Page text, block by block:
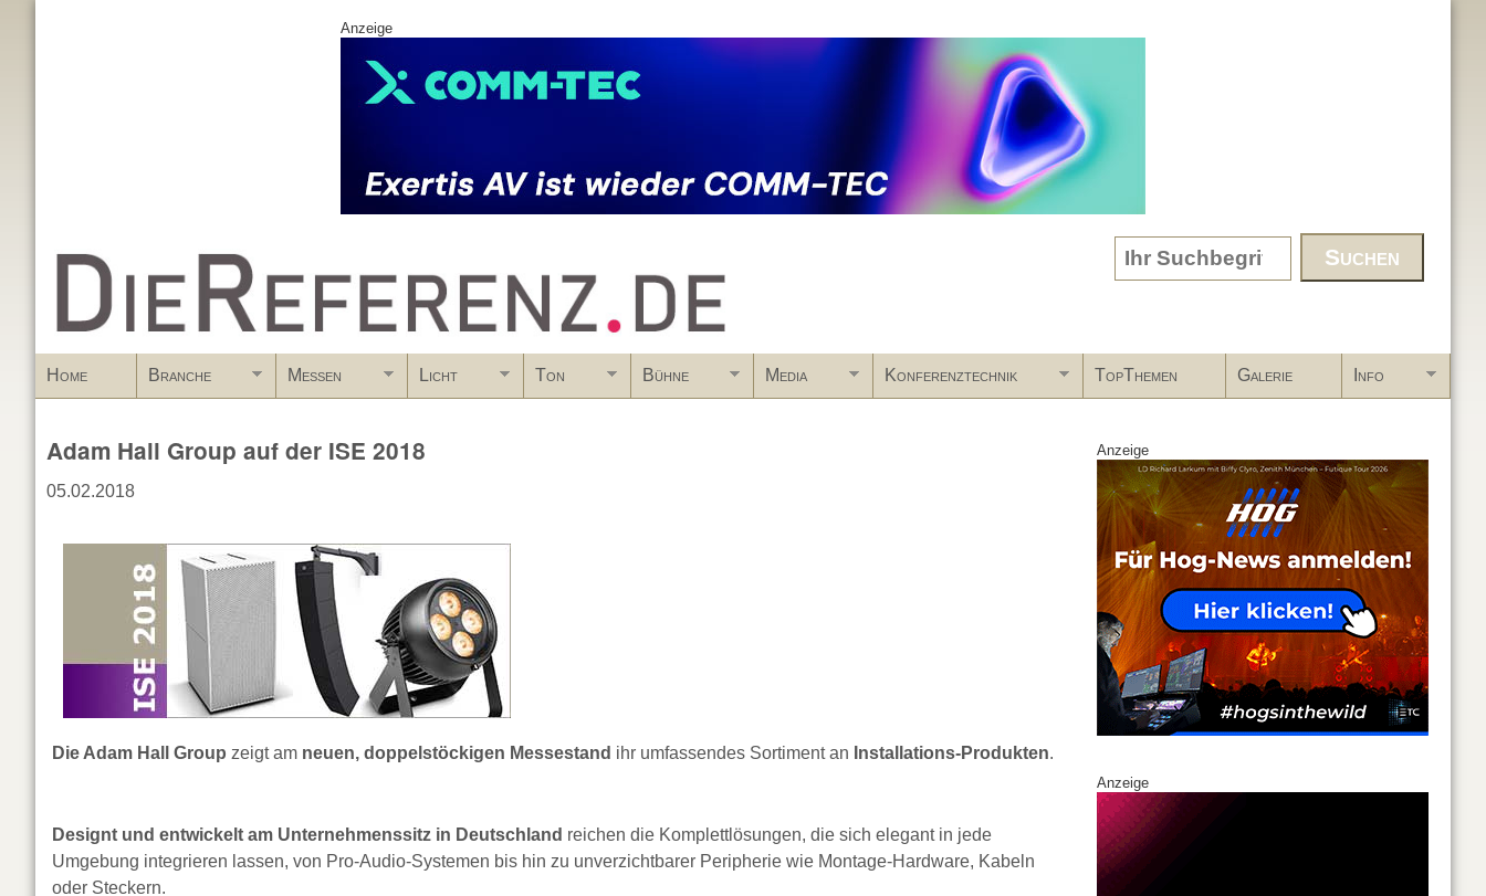
Anzeige
www.DieReferenz.de Search form
Home Branche Messen Licht Ton Bühne Media Konferenztechnik TopThemen Galerie Info
Adam Hall Group auf der ISE 2018
05.02.2018
Die Adam Hall Group zeigt am neuen, doppelstöckigen Messestand ihr umfassendes Sortiment an Installations-Produkten.
Designt und entwickelt am Unternehmenssitz in Deutschland reichen die Komplettlösungen, die sich elegant in jede
Umgebung integrieren lassen, von Pro-Audio-Systemen bis hin zu unverzichtbarer Peripherie wie Montage-Hardware, Kabeln
oder Steckern.
Anzeige
Anzeige